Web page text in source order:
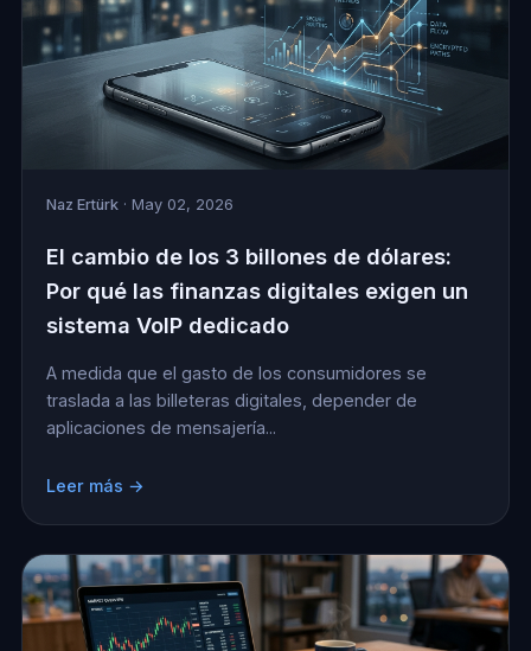
Naz Ertürk· May 02, 2026
El cambio de los 3 billones de dólares:
Por qué las finanzas digitales exigen un
sistema VoIP dedicado
A medida que el gasto de los consumidores se
traslada a las billeteras digitales, depender de
aplicaciones de mensajería...
Leer más →